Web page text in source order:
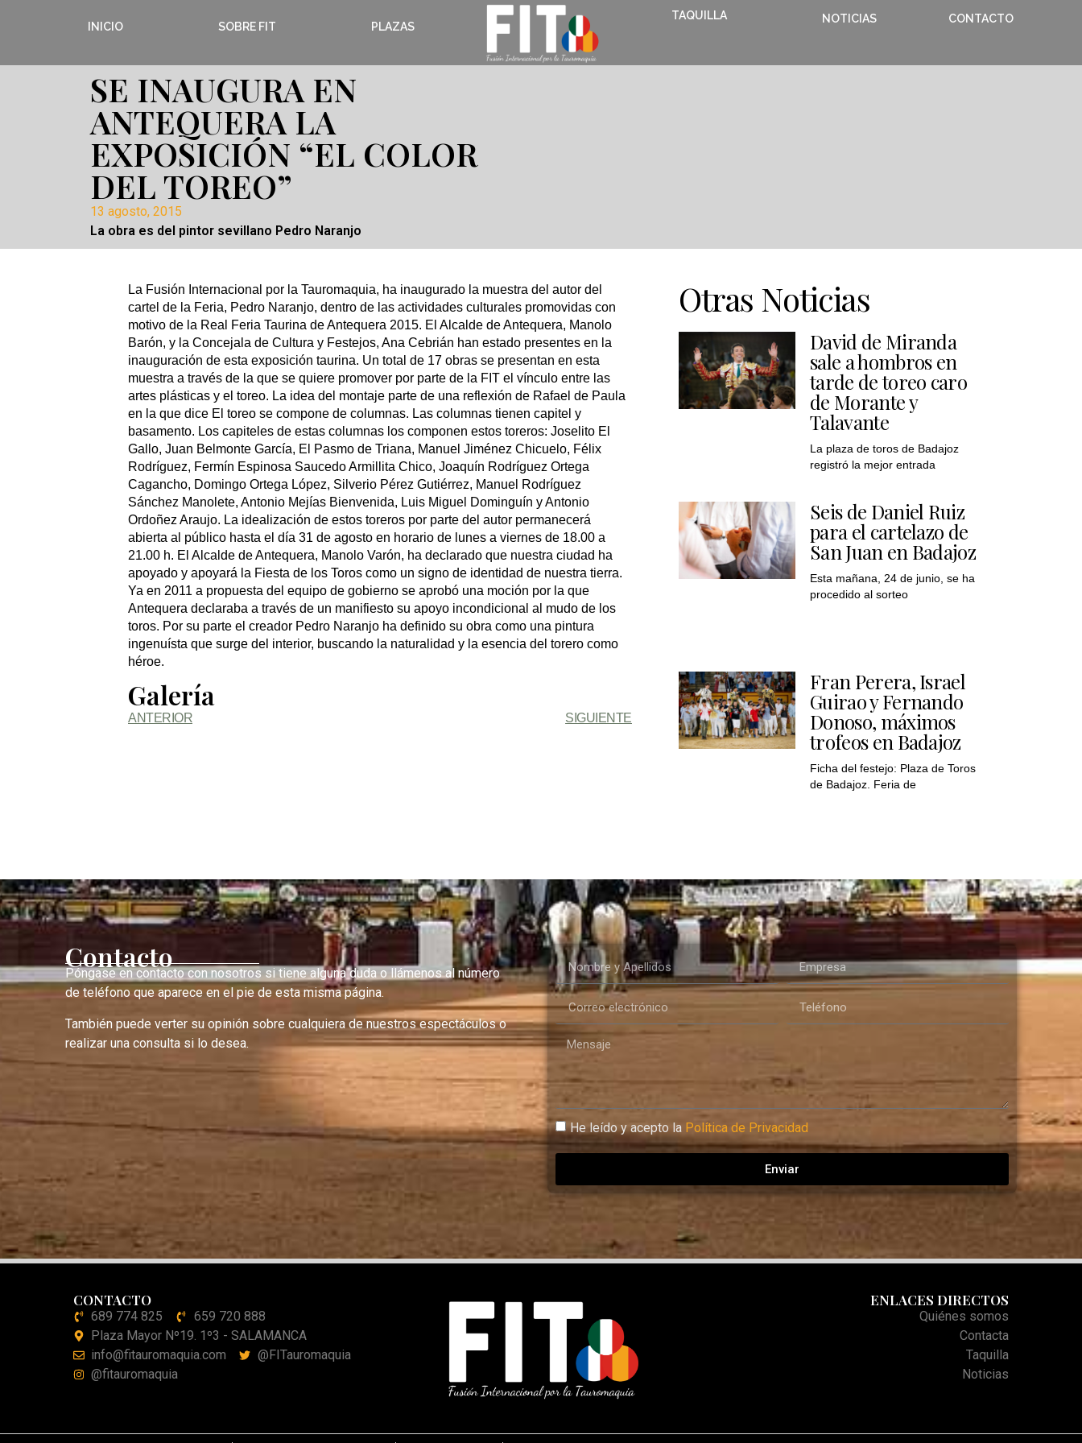
INICIO SOBRE FIT PLAZAS
TAQUILLA NOTICIAS CONTACTO
SE INAUGURA EN
ANTEQUERA LA
EXPOSICIÓN “EL COLOR
DEL TOREO”
13 agosto, 2015
La obra es del pintor sevillano Pedro Naranjo
La Fusión Internacional por la Tauromaquia, ha inaugurado la muestra del autor del
cartel de la Feria, Pedro Naranjo, dentro de las actividades culturales promovidas con
motivo de la Real Feria Taurina de Antequera 2015. El Alcalde de Antequera, Manolo
Barón, y la Concejala de Cultura y Festejos, Ana Cebrián han estado presentes en la
inauguración de esta exposición taurina. Un total de 17 obras se presentan en esta
muestra a través de la que se quiere promover por parte de la FIT el vínculo entre las
artes plásticas y el toreo. La idea del montaje parte de una reflexión de Rafael de Paula
en la que dice El toreo se compone de columnas. Las columnas tienen capitel y
basamento. Los capiteles de estas columnas los componen estos toreros: Joselito El
Gallo, Juan Belmonte García, El Pasmo de Triana, Manuel Jiménez Chicuelo, Félix
Rodríguez, Fermín Espinosa Saucedo Armillita Chico, Joaquín Rodríguez Ortega
Cagancho, Domingo Ortega López, Silverio Pérez Gutiérrez, Manuel Rodríguez
Sánchez Manolete, Antonio Mejías Bienvenida, Luis Miguel Dominguín y Antonio
Ordoñez Araujo. La idealización de estos toreros por parte del autor permanecerá
abierta al público hasta el día 31 de agosto en horario de lunes a viernes de 18.00 a
21.00 h. El Alcalde de Antequera, Manolo Varón, ha declarado que nuestra ciudad ha
apoyado y apoyará la Fiesta de los Toros como un signo de identidad de nuestra tierra.
Ya en 2011 a propuesta del equipo de gobierno se aprobó una moción por la que
Antequera declaraba a través de un manifiesto su apoyo incondicional al mudo de los
toros. Por su parte el creador Pedro Naranjo ha definido su obra como una pintura
ingenuísta que surge del interior, buscando la naturalidad y la esencia del torero como
héroe.
Galería
ANTERIOR SIGUIENTE
Otras Noticias
David de Miranda
sale a hombros en
tarde de toreo caro
de Morante y
Talavante
La plaza de toros de Badajoz
registró la mejor entrada
Seis de Daniel Ruiz
para el cartelazo de
San Juan en Badajoz
Esta mañana, 24 de junio, se ha
procedido al sorteo
Fran Perera, Israel
Guirao y Fernando
Donoso, máximos
trofeos en Badajoz
Ficha del festejo: Plaza de Toros
de Badajoz. Feria de
Contacto
Póngase en contacto con nosotros si tiene alguna duda o llámenos al número
de teléfono que aparece en el pie de esta misma página.
También puede verter su opinión sobre cualquiera de nuestros espectáculos o
realizar una consulta si lo desea.
He leído y acepto la Política de Privacidad
Enviar
CONTACTO
689 774 825
659 720 888
Plaza Mayor Nº19. 1º3 - SALAMANCA
info@fitauromaquia.com
@FITauromaquia
@fitauromaquia
ENLACES DIRECTOS
Quiénes somos
Contacta
Taquilla
Noticias